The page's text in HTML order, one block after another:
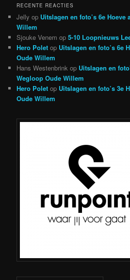
RECENTE REACTIES
Jelly op Uitslagen en foto’s 6e Hoeve
Willem
Sjouke Venem op5-10 Loopnieuws
Hero Polet op Uitslagen en foto’s 6e
Oude Willem
Hans Westenbrink op Uitslagen en
Wegloop Oude Willem
Hero Polet op Uitslagen en foto’s 3e
Oude Willem